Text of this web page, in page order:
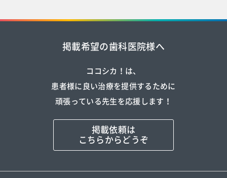
掲載希望の歯科医院様へ
ココシカ！は、
患者様に良い治療を提供するために
頑張っている先生を応援します！
掲載依頼は
こちらからどうぞ